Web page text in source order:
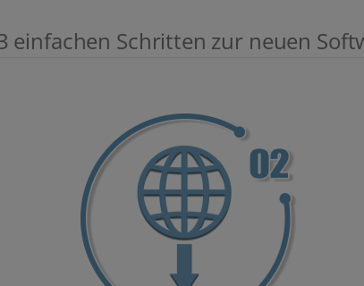
einfachen Schritten zur neuen